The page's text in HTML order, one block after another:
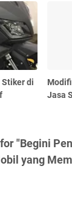
di
Jasa
"Begini
yang